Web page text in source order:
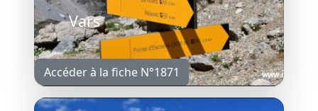
Vars
Accéder à la fiche N°1871